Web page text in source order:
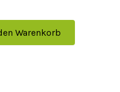
Warenkorb